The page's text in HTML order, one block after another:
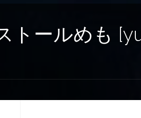
キ
トールめも